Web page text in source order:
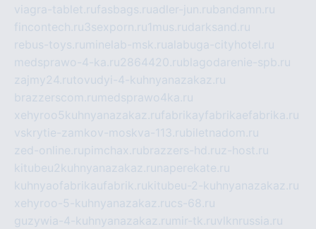
viagra-tablet.rufasbags.ruadler-jun.rubandamn.ru
fincontech.ru3sexporn.ru1mus.rudarksand.ru
rebus-toys.ru minelab-msk.rualabuga-cityhotel.ru
medsprawo-4-ka.ru2864420.rublagodarenie-spb.ru
zajmy24.rutovudyi-4-kuhnyanazakaz.ru
brazzerscom.ru medsprawo4ka.ru
xehyroo5kuhnyanazakaz.rufabrikayfabrikaefabrika.ru
vskrytie-zamkov-moskva-113.rubiletnadom.ru
zed-online.rupimchax.rubrazzers-hd.ruz-host.ru
kitubeu2kuhnyanazakaz.ru naperekate.ru
kuhnyaofabrikaufabrik.rukitubeu-2-kuhnyanazakaz.ru
xehyroo-5-kuhnyanazakaz.rucs-68.ru
guzywia-4-kuhnyanazakaz.ru mir-tk.ruvlknrussia.ru